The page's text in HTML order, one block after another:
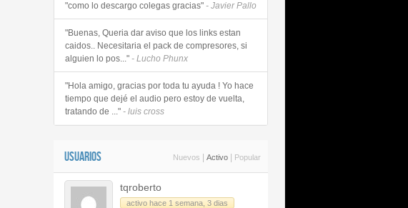
"como lo descargo colegas gracias" - Javier Pallo
"Buenas, Queria dar aviso que los links estan
caidos.. Necesitaria el pack de compresores, si
alguien lo pos..." - Lucho Phunx
"Hola amigo, gracias por toda tu ayuda ! Yo hace
tiempo que dejé el audio pero estoy de vuelta,
tratando de ..." - luis cross
USUARIOS Nuevos Activo Popular
tqroberto
activo hace 1 semana, 3 dias